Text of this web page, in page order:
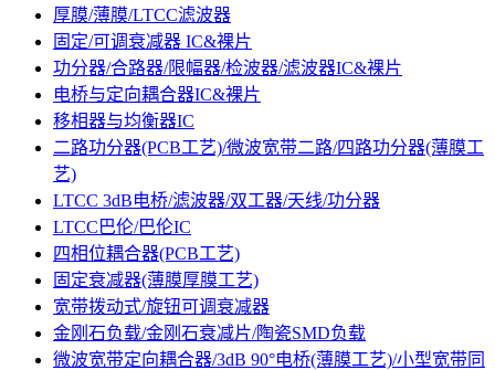
厚膜/薄膜/LTCC滤波器
固定/可调衰减器 IC&裸片
功分器/合路器/限幅器/检波器/滤波器IC&裸片
电桥与定向耦合器IC&裸片
移相器与均衡器IC
二路功分器(PCB工艺)/微波宽带二路/四路功分器(薄膜工
艺)
LTCC 3dB电桥/滤波器/双工器/天线/功分器
LTCC巴伦/巴伦IC
四相位耦合器(PCB工艺)
固定衰减器(薄膜厚膜工艺)
宽带拨动式/旋钮可调衰减器
金刚石负载/金刚石衰减片/陶瓷SMD负载
微波宽带定向耦合器/3dB 90°电桥(薄膜工艺)/小型宽带同